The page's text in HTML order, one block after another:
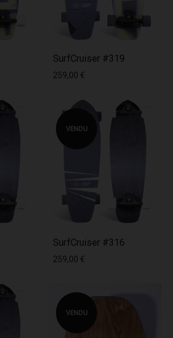
SurfCruiser #319
259,00 €
VENDU
SurfCruiser #316
259,00 €
VENDU